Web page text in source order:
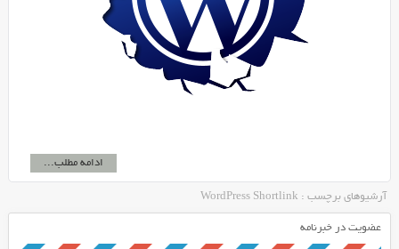
ادامه مطلب...
آرشیوهای برچسب : WordPress Shortlink
عضویت در خبرنامه